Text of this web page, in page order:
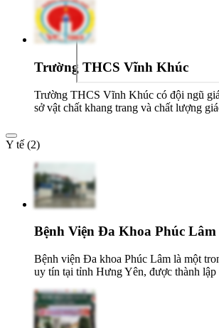
Trường THCS Vĩnh Khúc
Trường THCS Vĩnh Khúc có đội ngũ
sở vật chất khang trang và chất lượng
Y tế (2)
Bệnh Viện Đa Khoa Phúc Lâm
Bệnh viện Đa khoa Phúc Lâm là một
uy tín tại tỉnh Hưng Yên, được thành lập